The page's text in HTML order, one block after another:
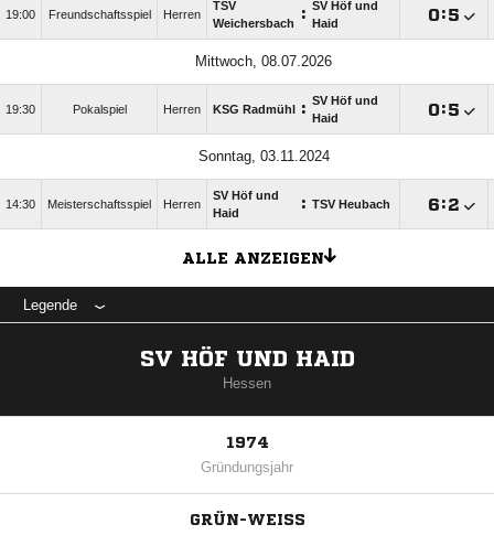
19:00 Freundschaftsspiel Herren
TSV
Weichersbach
: SV Höf und
Haid
:
Mittwoch, 08.07.2026
19:30 Pokalspiel Herren KSG Radmühl : SV Höf und
Haid
:
Sonntag, 03.11.2024
14:30 Meisterschaftsspiel Herren
SV Höf und
Haid
: TSV Heubach :
ALLE ANZEIGEN
Legende
SV HÖF UND HAID
Hessen
1974
Gründungsjahr
GRÜN-WEISS